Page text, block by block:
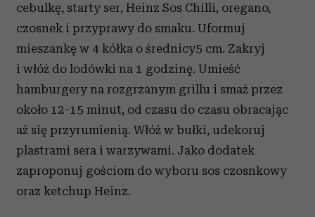
cebulkę, starty ser, Heinz Sos Chilli, oregano,
czosnek i przyprawy do smaku. Uformuj
mieszankę w 4 kółka o średnicy5 cm. Zakryj
i włóż do lodówki na 1 godzinę. Umieść
hamburgery na rozgrzanym grillu i smaż przez
około 12-15 minut, od czasu do czasu obracając
aż się przyrumienią. Włóż w bułki, udekoruj
plastrami sera i warzywami. Jako dodatek
zaproponuj gościom do wyboru sos czosnkowy
oraz ketchup Heinz.